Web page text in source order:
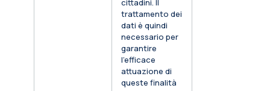
cittadini. Il
trattamento dei
dati è quindi
necessario per
garantire
l’efficace
attuazione di
queste finalità